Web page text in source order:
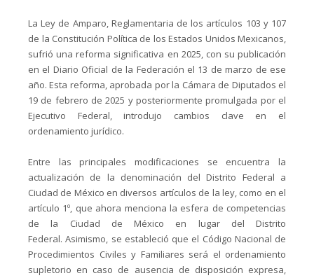
La Ley de Amparo, Reglamentaria de los artículos 103 y 107
de la Constitución Política de los Estados Unidos Mexicanos,
sufrió una reforma significativa en 2025, con su publicación
en el Diario Oficial de la Federación el 13 de marzo de ese
año. Esta reforma, aprobada por la Cámara de Diputados el
19 de febrero de 2025 y posteriormente promulgada por el
Ejecutivo Federal, introdujo cambios clave en el
ordenamiento jurídico.
Entre las principales modificaciones se encuentra la
actualización de la denominación del Distrito Federal a
Ciudad de México en diversos artículos de la ley, como en el
artículo 1º, que ahora menciona la esfera de competencias
de la Ciudad de México en lugar del Distrito
Federal. Asimismo, se estableció que el Código Nacional de
Procedimientos Civiles y Familiares será el ordenamiento
supletorio en caso de ausencia de disposición expresa,